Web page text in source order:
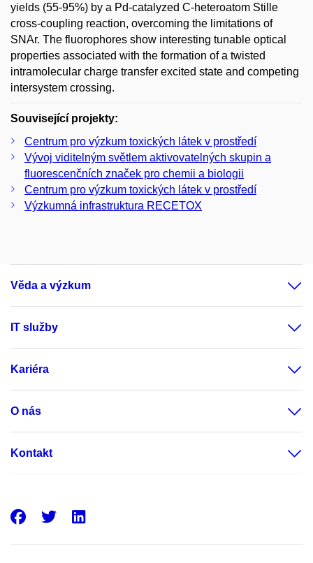
yields (55-95%) by a Pd-catalyzed C-heteroatom Stille
cross-coupling reaction, overcoming the limitations of
SNAr. The fluorophores show interesting tunable optical
properties associated with the formation of a twisted
intramolecular charge transfer excited state and competing
intersystem crossing.
Související projekty:
Centrum pro výzkum toxických látek v prostředí
Vývoj viditelným světlem aktivovatelných skupin a
fluorescenčních značek pro chemii a biologii
Centrum pro výzkum toxických látek v prostředí
Výzkumná infrastruktura RECETOX
Věda a výzkum
IT služby
Kariéra
O nás
Kontakt
Facebook
Twitter